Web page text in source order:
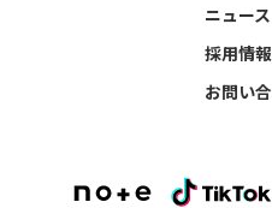
ニュース
採用情報
お問い